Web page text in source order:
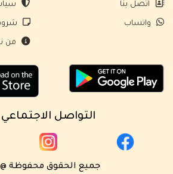
اتصل بنا
واتساب
من
التواصل الاجتماعي
جميع الحقوق محفوظة @ 2026